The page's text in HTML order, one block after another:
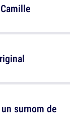
surnom de